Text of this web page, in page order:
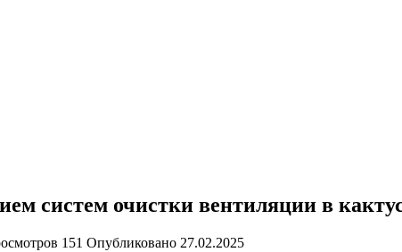
систем очистки вентиляции в
151 Опубликовано 27.02.2025